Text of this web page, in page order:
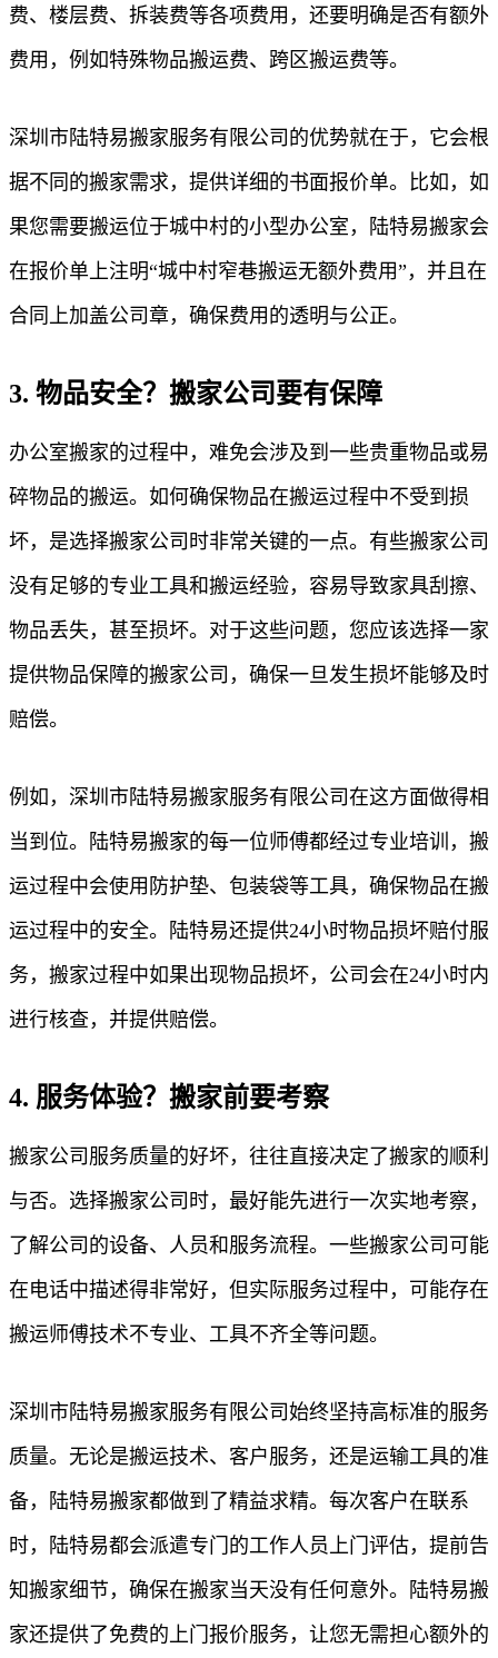
费、楼层费、拆装费等各项费用，还要明确是否有额外
费用，例如特殊物品搬运费、跨区搬运费等。
深圳市陆特易搬家服务有限公司的优势就在于，它会根
据不同的搬家需求，提供详细的书面报价单。比如，如
果您需要搬运位于城中村的小型办公室，陆特易搬家会
在报价单上注明“城中村窄巷搬运无额外费用”，并且在
合同上加盖公司章，确保费用的透明与公正。
3. 物品安全？搬家公司要有保障
办公室搬家的过程中，难免会涉及到一些贵重物品或易
碎物品的搬运。如何确保物品在搬运过程中不受到损
坏，是选择搬家公司时非常关键的一点。有些搬家公司
没有足够的专业工具和搬运经验，容易导致家具刮擦、
物品丢失，甚至损坏。对于这些问题，您应该选择一家
提供物品保障的搬家公司，确保一旦发生损坏能够及时
赔偿。
例如，深圳市陆特易搬家服务有限公司在这方面做得相
当到位。陆特易搬家的每一位师傅都经过专业培训，搬
运过程中会使用防护垫、包装袋等工具，确保物品在搬
运过程中的安全。陆特易还提供24小时物品损坏赔付服
务，搬家过程中如果出现物品损坏，公司会在24小时内
进行核查，并提供赔偿。
4. 服务体验？搬家前要考察
搬家公司服务质量的好坏，往往直接决定了搬家的顺利
与否。选择搬家公司时，最好能先进行一次实地考察，
了解公司的设备、人员和服务流程。一些搬家公司可能
在电话中描述得非常好，但实际服务过程中，可能存在
搬运师傅技术不专业、工具不齐全等问题。
深圳市陆特易搬家服务有限公司始终坚持高标准的服务
质量。无论是搬运技术、客户服务，还是运输工具的准
备，陆特易搬家都做到了精益求精。每次客户在联系
时，陆特易都会派遣专门的工作人员上门评估，提前告
知搬家细节，确保在搬家当天没有任何意外。陆特易搬
家还提供了免费的上门报价服务，让您无需担心额外的